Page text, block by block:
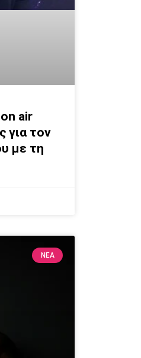
air
για τον
με τη
ΝΕΑ